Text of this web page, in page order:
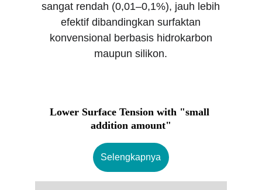
sangat rendah (0,01–0,1%), jauh lebih
efektif dibandingkan surfaktan
konvensional berbasis hidrokarbon
maupun silikon.
Lower Surface Tension with "small
addition amount"
Selengkapnya